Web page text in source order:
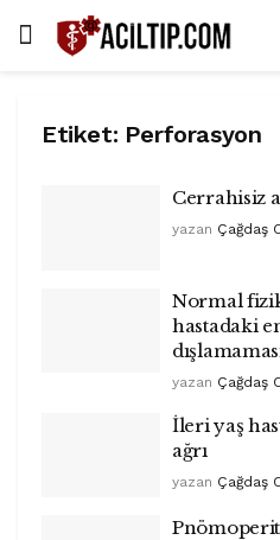
Etiket: Perforasyon
Cerrahisiz
yazan Çağdaş
Normal
hastadaki
yazan Çağdaş
İleri yaş
ağrı
yazan Çağdaş